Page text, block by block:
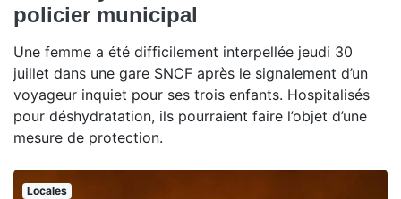
policier municipal
Une femme a été difficilement interpellée jeudi 30
juillet dans une gare SNCF après le signalement d’un
voyageur inquiet pour ses trois enfants. Hospitalisés
pour déshydratation, ils pourraient faire l’objet d’une
mesure de protection.
Locales